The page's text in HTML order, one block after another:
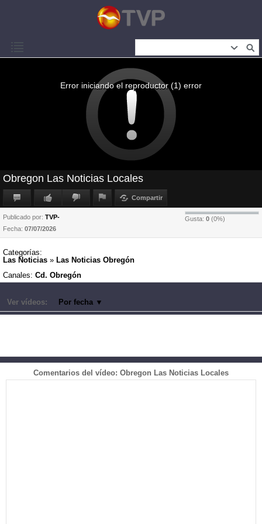
Error iniciando el reproductor (1) error
Obregon Las Noticias Locales
Compartir
Gusta: 0 (0%)
Publicado por: TVP-
Fecha: 07/07/2026
Categorías:
Las Noticias » Las Noticias Obregón
Canales: Cd. Obregón
Ver vídeos: Por fecha ▼
Comentarios del vídeo: Obregon Las Noticias Locales